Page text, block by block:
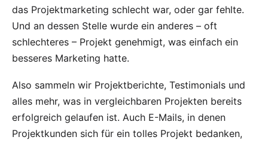
das Projektmarketing schlecht war, oder gar fehlte.
Und an dessen Stelle wurde ein anderes – oft
schlechteres – Projekt genehmigt, was einfach ein
besseres Marketing hatte.
Also sammeln wir Projektberichte, Testimonials und
alles mehr, was in vergleichbaren Projekten bereits
erfolgreich gelaufen ist. Auch E-Mails, in denen
Projektkunden sich für ein tolles Projekt bedanken,